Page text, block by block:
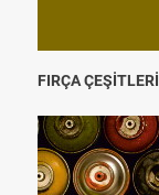
FIRÇA ÇEŞITLERI